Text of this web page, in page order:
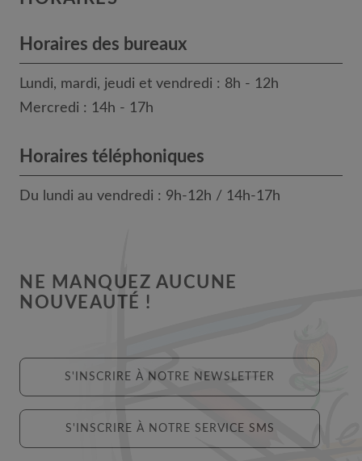
Horaires des bureaux
Lundi, mardi, jeudi et vendredi : 8h - 12h
Mercredi : 14h - 17h
Horaires téléphoniques
Du lundi au vendredi : 9h-12h / 14h-17h
NE MANQUEZ AUCUNE
NOUVEAUTÉ !
S'INSCRIRE À NOTRE NEWSLETTER
S'INSCRIRE À NOTRE SERVICE SMS